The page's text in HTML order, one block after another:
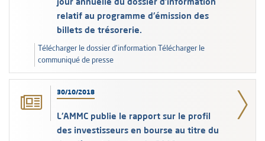
relatif au programme d'émission des
billets de trésorerie.
Télécharger le dossier d'information Télécharger le
communiqué de presse
30/10/2018
L'AMMC publie le rapport sur le profil
des investisseurs en bourse au titre du